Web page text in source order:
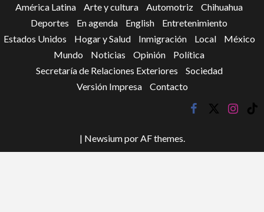
América Latina Arte y cultura Automotriz
Chihuahua
Deportes
En agenda English
Entretenimiento
Estados Unidos
Hogar y Salud Inmigración Local
México
Mundo
Noticias Opinión
Política
Secretaría de Relaciones Exteriores
Sociedad
Versión Impresa
Contacto
facebook
twitter
tik
| Newsiumpor AF themes.